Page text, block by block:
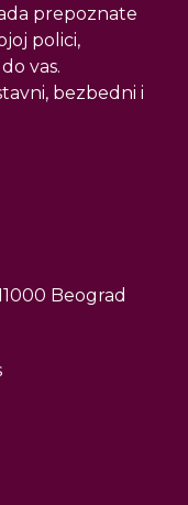
prepoznate
polici,
vas.
bezbedni i
Beograd